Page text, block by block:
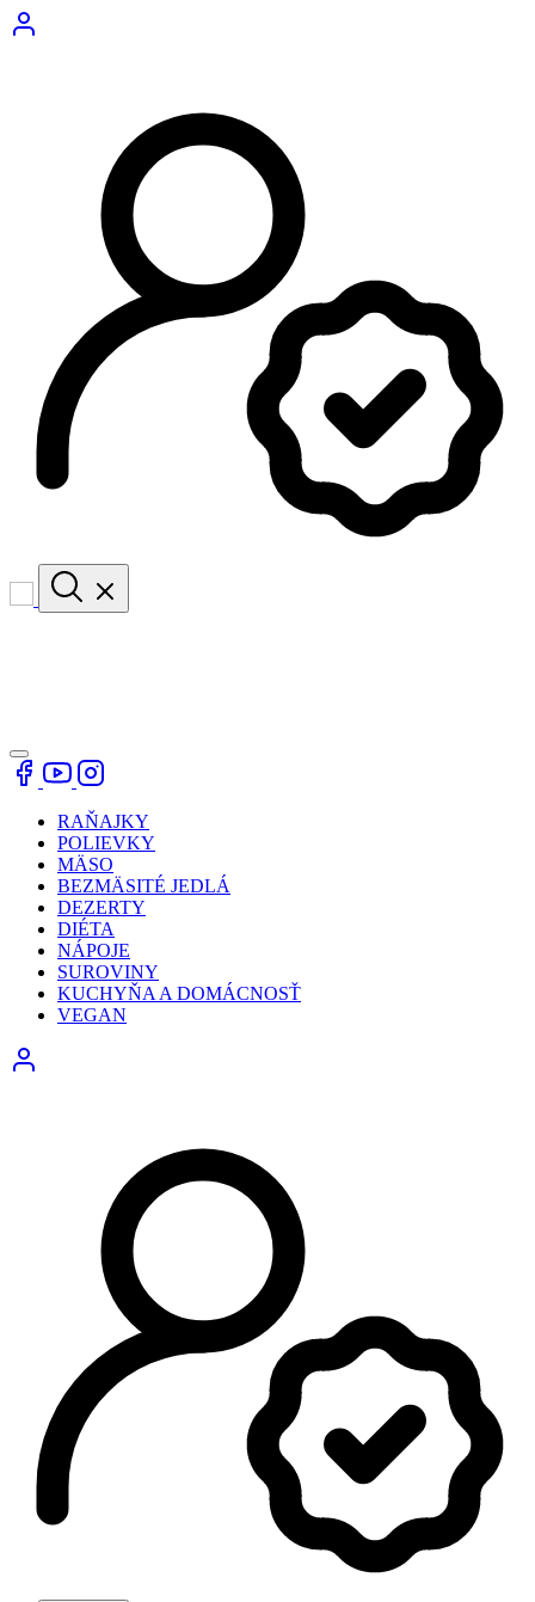
RAŇAJKY
POLIEVKY
MÄSO
BEZMÄSITÉ JEDLÁ
DEZERTY
DIÉTA
NÁPOJE
SUROVINY
KUCHYŇA A DOMÁCNOSŤ
VEGAN